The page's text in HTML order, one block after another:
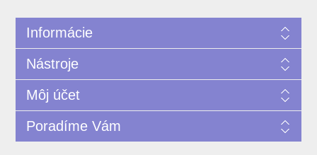
Informácie
Nástroje
Môj účet
Poradíme Vám